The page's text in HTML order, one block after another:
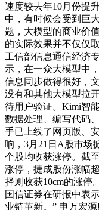
速度较去年10月份提
中，有时候会受到巨
题，大模型的商业价
的实际效果并不仅仅
工信部信息通信经济
示，在一众大模型中
信息同步做得很好，
没有和其他大模型拉
待用户验证。Kimi智
数据处理、编写代码
手已上线了网页版、
响，3月21日A股市场
个股均收获涨停。截
涨停，捷成股份涨幅
择则收获10cm的涨停
国信证券在研报中表
业链革新。” 申万宏